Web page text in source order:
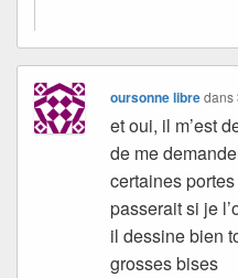
oursonne libredans
et oui, il m’est
de me
certaines
passerait si je
il dessine bien
grosses bises